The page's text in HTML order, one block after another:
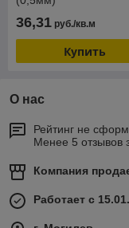
36,31 руб./кв.м
Купить
О нас
Рейтинг не
Менее 5 отзывов
Компания
Работает с